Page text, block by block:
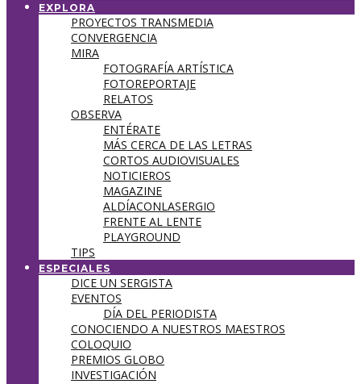
EXPLORA
PROYECTOS TRANSMEDIA
CONVERGENCIA
MIRA
FOTOGRAFÍA ARTÍSTICA
FOTOREPORTAJE
RELATOS
OBSERVA
ENTÉRATE
MÁS CERCA DE LAS LETRAS
CORTOS AUDIOVISUALES
NOTICIEROS
MAGAZINE
ALDÍACONLASERGIO
FRENTE AL LENTE
PLAYGROUND
TIPS
ESPECIALES
DICE UN SERGISTA
EVENTOS
DÍA DEL PERIODISTA
CONOCIENDO A NUESTROS MAESTROS
COLOQUIO
PREMIOS GLOBO
INVESTIGACIÓN